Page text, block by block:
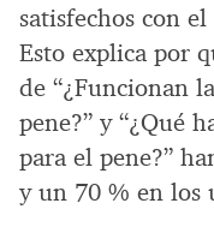
satisfechos con
Esto explica por
de “¿Funcionan
pene?” y “¿Qué
para el pene?”
y un 70 % en los